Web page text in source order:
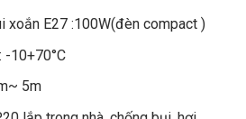
xoắn E27 :100W(đèn compact )
: -10+70°C
5m